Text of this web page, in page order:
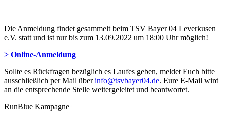
Die Anmeldung findet gesammelt beim TSV Bayer 04 Leverkusen
e.V. statt und ist nur bis zum 13.09.2022 um 18:00 Uhr möglich!
> Online-Anmeldung
Sollte es Rückfragen bezüglich es Laufes geben, meldet Euch bitte
ausschließlich per Mail überinfo@tsvbayer04.de. Eure E-Mail wird
an die entsprechende Stelle weitergeleitet und beantwortet.
RunBlue Kampagne